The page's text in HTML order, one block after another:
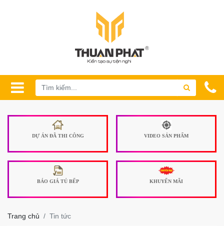
DỰ ÁN ĐÃ THI CÔNG VIDEO SẢN PHẨM
BÁO GIÁ TỦ BẾP KHUYẾN MÃI
Trang chủ Tin tức